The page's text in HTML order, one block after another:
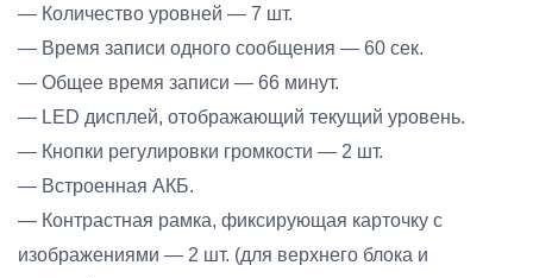
— Количество уровней — 7 шт.
— Время записи одного сообщения — 60 сек.
— Общее время записи — 66 минут.
— LED дисплей, отображающий текущий уровень.
— Кнопки регулировки громкости — 2 шт.
— Встроенная АКБ.
— Контрастная рамка, фиксирующая карточку с
изображениями — 2 шт. (для верхнего блока и